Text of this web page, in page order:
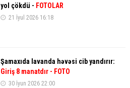
yol çökdü - FOTOLAR
21 İyul 2026 16:18
Şamaxıda lavanda həvəsi cib yandırır:
Giriş 8 manatdır - FOTO
30 İyun 2026 22:00